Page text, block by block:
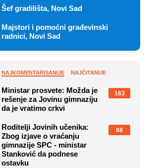
Šef gradilišta, Novi Sad
Majstori i pomoćni građevinski
radnici, Novi Sad
NAJKOMENTARISANIJE NAJČITANIJE
Ministar prosvete: Možda je
rešenje za Jovinu gimnaziju
da je vratimo crkvi
163
Roditelji Jovinih učenika:
Zbog izjave o vraćanju
gimnazije SPC - ministar
Stanković da podnese
ostavku
88